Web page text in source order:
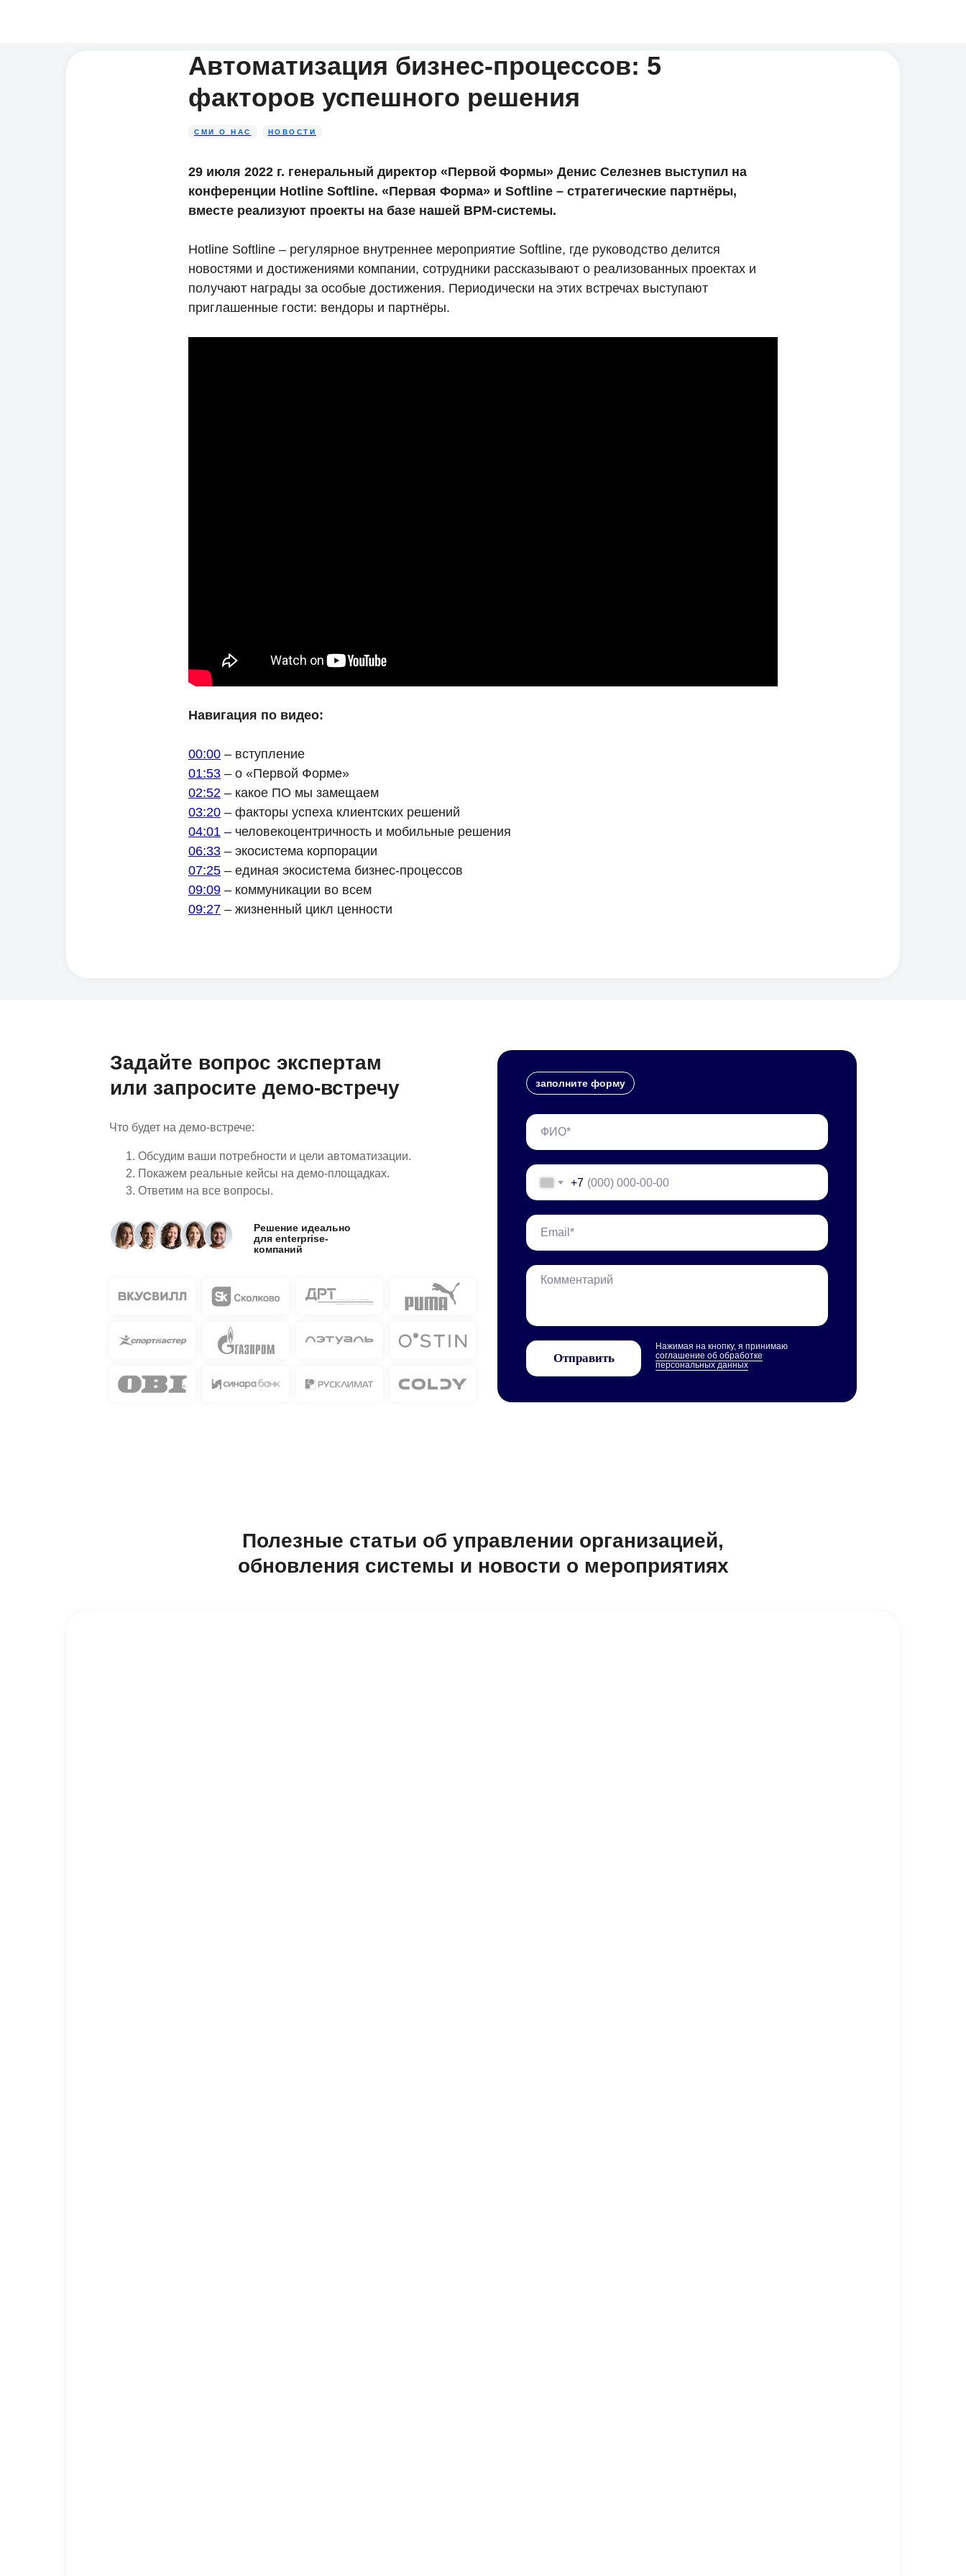
Автоматизация бизнес-процессов: 5
факторов успешного решения
СМИ О НАС НОВОСТИ
29 июля 2022 г. генеральный директор «Первой Формы» Денис Селезнев выступил на
конференции Hotline Softline. «Первая Форма» и Softline – стратегические партнёры,
вместе реализуют проекты на базе нашей BPM-системы.
Hotline Softline – регулярное внутреннее мероприятие Softline, где руководство делится
новостями и достижениями компании, сотрудники рассказывают о реализованных проектах и
получают награды за особые достижения. Периодически на этих встречах выступают
приглашенные гости: вендоры и партнёры.
Навигация по видео:
00:00 – вступление
01:53 – о «Первой Форме»
02:52 – какое ПО мы замещаем
03:20 – факторы успеха клиентских решений
04:01 – человекоцентричность и мобильные решения
06:33 – экосистема корпорации
07:25 – единая экосистема бизнес-процессов
09:09 – коммуникации во всем
09:27 – жизненный цикл ценности
Что будет на демо-встрече:
Обсудим ваши потребности и цели автоматизации.
Покажем реальные кейсы на демо-площадках.
Ответим на все вопросы.
заполните форму
+7
Отправить
Нажимая на кнопку, я принимаю
соглашение об обработке
персональных данных
Задайте вопрос экспертам
или запросите демо-встречу
Решение идеально
для enterprise-
компаний
Полезные статьи об управлении организацией,
обновления системы и новости о мероприятиях